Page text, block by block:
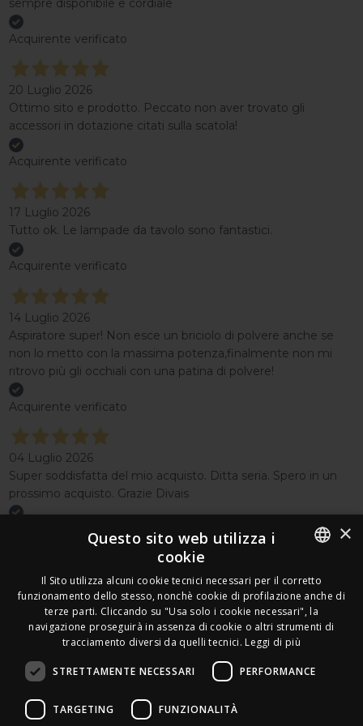
sempre disponibile e cordiale
Acquirente verificato
20 Luglio 2026
Ottimo sito e prodotto. Peccato non aver trovato gli
accessori in dotazione citati sulla scatola!
Acquirente verificato
17 Luglio 2026
Tutto ok. Le lampade da tavolo sono fantastici.
Acquirente verificato
14 Luglio 2026
Aspiratore super! Non esce un briciolo di polvere anche se
non lo metto con la massima potenza,finalmente non mi
ritrovo più gli occhiali con una patina di polvere!
Acquirente verificato
04 Luglio 2026
Super soddisfatta del mio acquisto. Ditta seria. Spero in un
prossimo acquisto. Grazie Divais
Seguici
Newsletter
Leds Electronics di Stabile Dario
Via Annamaria Ortese 33 - 80144 Napoli
ITALIAN
FRENCH
GERMAN
ENGLISH
×
Questo sito web utilizza i
cookie
Il Sito utilizza alcuni cookie tecnici necessari per il corretto
funzionamento dello stesso, nonchè cookie di profilazione anche di
terze parti. Cliccando su "Usa solo i cookie necessari", la
navigazione proseguirà in assenza di cookie o altri strumenti di
tracciamento diversi da quelli tecnici. Leggi di più
STRETTAMENTE NECESSARI PERFORMANCE
TARGETING FUNZIONALITÀ